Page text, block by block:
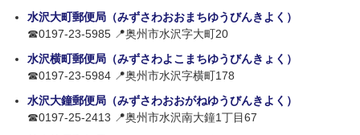
水沢大町郵便局（みずさわおおまちゆうびんきよく）
☎0197-23-5985 📍奥州市水沢字大町20
水沢横町郵便局（みずさわよこまちゆうびんきょく）
☎0197-23-5984 📍奥州市水沢字横町178
水沢大鐘郵便局（みずさわおおがねゆうびんきよく）
☎0197-25-2413 📍奥州市水沢南大鐘1丁目67